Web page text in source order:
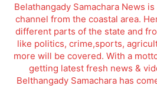
Belathangady Samachara News
channel from the coastal area.
different parts of the state and
like politics, crime,sports,
more will be covered. With a
getting latest fresh news &
Belthangady Samachara has